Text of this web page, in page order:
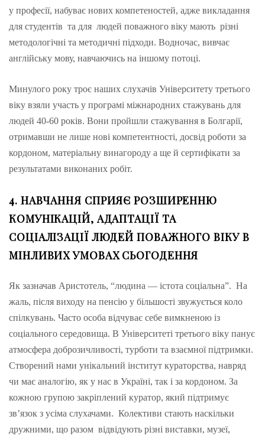
у професії, набуває нових компетеностей, адже викладання
для студентів та для людей поважного віку мають різні
методологічні та методичні підходи. Водночас, вивчає
англійську мову, навчаючись на іншому потоці.
Минулого року троє наших слухачів Університету третього
віку взяли участь у програмі міжнародних стажувань для
людей 40-60 років. Вони пройшли стажування в Болгарії,
отримавши не лише нові компетентності, досвід роботи за
кордоном, матеріальну винагороду а ще й сертифікати за
результатами виконаних робіт.
4. НАВЧАННЯ СПРИЯЄ РОЗШИРЕННЮ
КОМУНІКАЦІЙ, АДАПТАЦІЇ ТА
СОЦІАЛІЗАЦІЇ ЛЮДЕЙ ПОВАЖНОГО ВІКУ В
МІНЛИВИХ УМОВАХ СЬОГОДЕННЯ
Як зазначав Аристотель, “людина — істота соціальна”. На
жаль, після виходу на пенсію у більшості звужується коло
спілкувань. Часто особа відчуває себе вимкненою із
соціального середовища. В Університеті третього віку панує
атмосфера доброзичливості, турботи та взаємної підтримки.
Створений нами унікальний інститут кураторства, навряд
чи має аналогію, як у нас в Україні, так і за кордоном. За
кожною групою закріплений куратор, який підтримує
зв’язок з усіма слухачами. Колективи стають наскільки
дружними, що разом відвідують різні виставки, музеї,